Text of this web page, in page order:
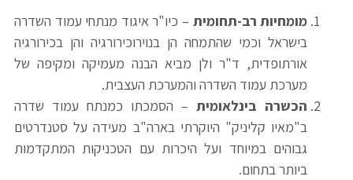
מומחיות רב-תחומית – כיו"ר איגוד מנתחי עמוד השדרה
בישראל וכמי שהתמחה הן בנוירוכירורגיה והן בכירורגיה
אורתופדית, ד"ר ולן מביא הבנה מעמיקה ומקיפה של
מערכת עמוד השדרה והמערכת העצבית.
הכשרה בינלאומית– הסמכתו כמנתח עמוד שדרה
ב"מאיו קליניק" היוקרתי בארה"ב מעידה על סטנדרטים
גבוהים במיוחד ועל היכרות עם הטכניקות המתקדמות
ביותר בתחום.